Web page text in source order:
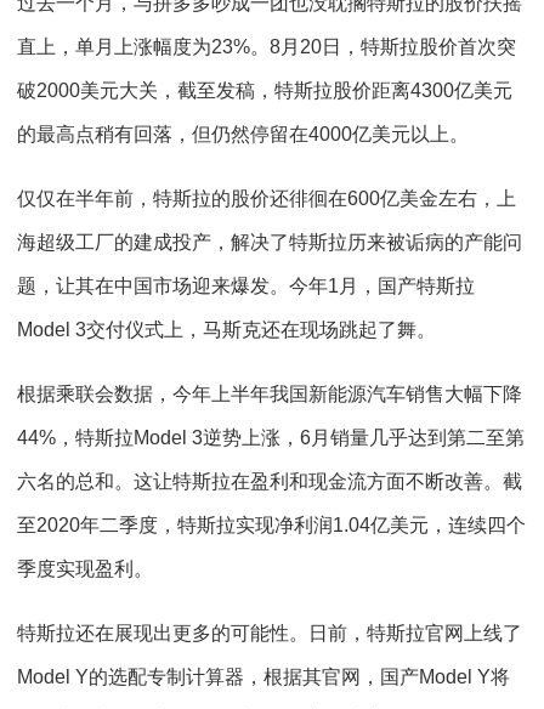
直上，单月上涨幅度为23%。8月20日，特斯拉股价首次突
破2000美元大关，截至发稿，特斯拉股价距离4300亿美元
的最高点稍有回落，但仍然停留在4000亿美元以上。
仅仅在半年前，特斯拉的股价还徘徊在600亿美金左右，上
海超级工厂的建成投产，解决了特斯拉历来被诟病的产能问
题，让其在中国市场迎来爆发。今年1月，国产特斯拉
Model 3交付仪式上，马斯克还在现场跳起了舞。
根据乘联会数据，今年上半年我国新能源汽车销售大幅下降
44%，特斯拉Model 3逆势上涨，6月销量几乎达到第二至第
六名的总和。这让特斯拉在盈利和现金流方面不断改善。截
至2020年二季度，特斯拉实现净利润1.04亿美元，连续四个
季度实现盈利。
特斯拉还在展现出更多的可能性。日前，特斯拉官网上线了
Model Y的选配专制计算器，根据其官网，国产Model Y将